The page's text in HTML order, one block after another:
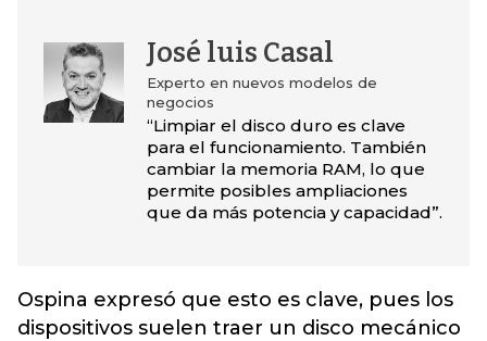
José luis Casal
Experto en nuevos modelos de
negocios
“Limpiar el disco duro es clave
para el funcionamiento. También
cambiar la memoria RAM, lo que
permite posibles ampliaciones
que da más potencia y capacidad”.
Ospina expresó que esto es clave, pues los
dispositivos suelen traer un disco mecánico